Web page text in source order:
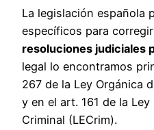
La legislación española
específicos para corregir
resoluciones judiciales
legal lo encontramos
267 de la Ley Orgánica
y en el art. 161 de la
Criminal (LECrim).